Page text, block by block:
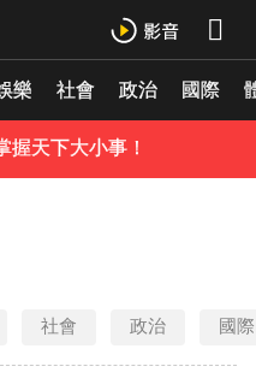
樂 社會 政治 國際
握天下大小事！
社會 政治 國際